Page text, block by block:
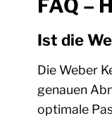
FAQ –
Ist die
Die Weber
genauen
optimale